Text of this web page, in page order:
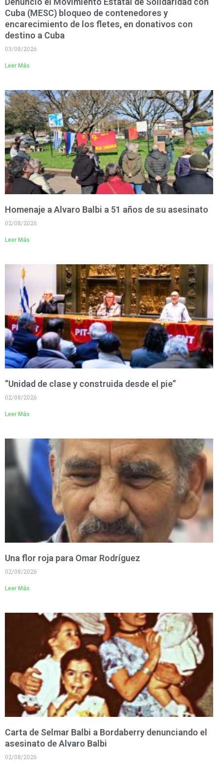
Cuba (MESC) bloqueo de contenedores y
encarecimiento de los fletes, en donativos con
destino a Cuba
03/08/2026
Leer Más
Homenaje a Alvaro Balbi a 51 años de su asesinato
02/08/2026
Leer Más
“Unidad de clase y construida desde el pie”
02/08/2026
Leer Más
Una flor roja para Omar Rodríguez
02/08/2026
Leer Más
Carta de Selmar Balbi a Bordaberry denunciando el
asesinato de Alvaro Balbi
02/08/2026